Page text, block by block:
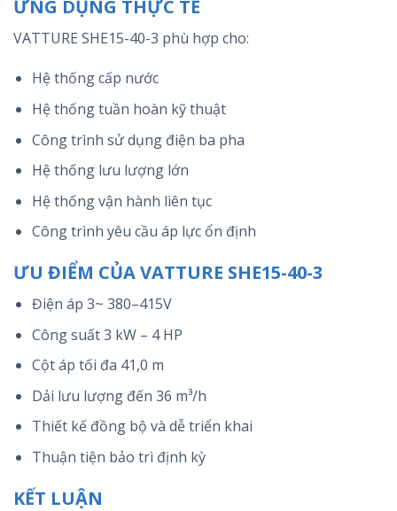
ỨNG DỤNG THỰC TẾ
VATTURE SHE15-40-3 phù hợp cho:
Hệ thống cấp nước
Hệ thống tuần hoàn kỹ thuật
Công trình sử dụng điện ba pha
Hệ thống lưu lượng lớn
Hệ thống vận hành liên tục
Công trình yêu cầu áp lực ổn định
ƯU ĐIỂM CỦA VATTURE SHE15-40-3
Điện áp 3~ 380–415V
Công suất 3 kW – 4 HP
Cột áp tối đa 41,0 m
Dải lưu lượng đến 36 m³/h
Thiết kế đồng bộ và dễ triển khai
Thuận tiện bảo trì định kỳ
KẾT LUẬN